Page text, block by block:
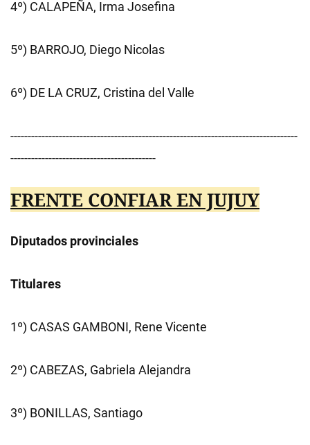
4º) CALAPEÑA, Irma Josefina
5º) BARROJO, Diego Nicolas
6º) DE LA CRUZ, Cristina del Valle
-----------------------------------------------------------------------------------
------------------------------------------
FRENTE CONFIAR EN JUJUY
Diputados provinciales
Titulares
1º) CASAS GAMBONI, Rene Vicente
2º) CABEZAS, Gabriela Alejandra
3º) BONILLAS, Santiago